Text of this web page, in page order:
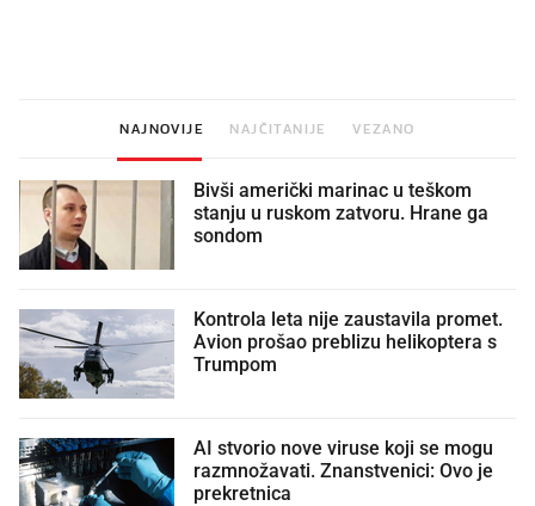
NAJNOVIJE NAJČITANIJE VEZANO
Bivši američki marinac u teškom
stanju u ruskom zatvoru. Hrane ga
sondom
Kontrola leta nije zaustavila promet.
Avion prošao preblizu helikoptera s
Trumpom
AI stvorio nove viruse koji se mogu
razmnožavati. Znanstvenici: Ovo je
prekretnica